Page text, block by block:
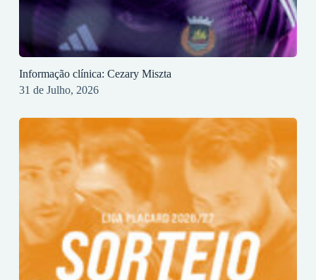
Informação clínica: Cezary Miszta
31 de Julho, 2026